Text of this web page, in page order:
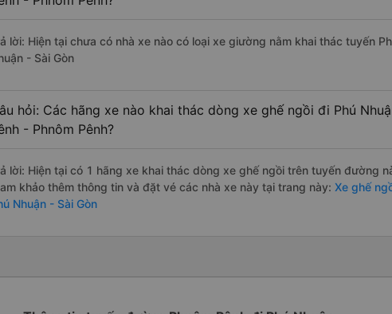
lời: Hiện tại chưa có nhà xe nào có loại xe giường nằm khai thác tuyến
- Sài Gòn
hỏi: Các hãng xe nào khai thác dòng xe ghế ngồi đi Phú
- Phnôm Pênh?
lời: Hiện tại có 1 hãng xe khai thác dòng xe ghế ngồi trên tuyến đường
khảo thêm thông tin và đặt vé các nhà xe này tại trang này: Xe ghế
Nhuận - Sài Gòn